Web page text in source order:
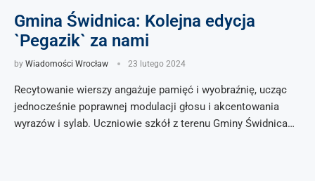
Gmina Świdnica: Kolejna edycja
`Pegazik` za nami
by Wiadomości Wrocław 23 lutego 2024
Recytowanie wierszy angażuje pamięć i wyobraźnię, ucząc
jednocześnie poprawnej modulacji głosu i akcentowania
wyrazów i sylab. Uczniowie szkół z terenu Gminy Świdnica…